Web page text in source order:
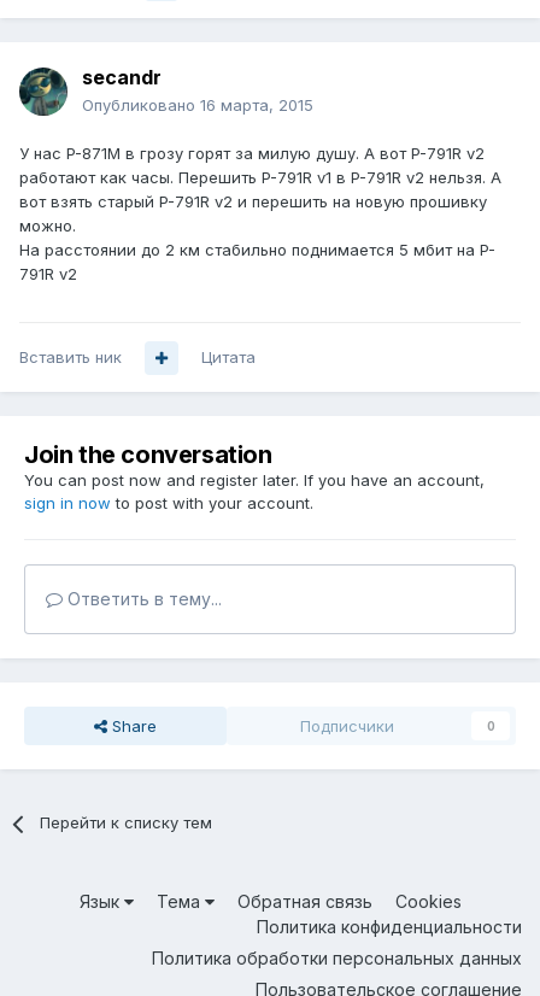
secandr
Опубликовано 16 марта, 2015
У нас P-871M в грозу горят за милую душу. А вот P-791R v2
работают как часы. Перешить P-791R v1 в P-791R v2 нельзя. А
вот взять старый P-791R v2 и перешить на новую прошивку
можно.
На расстоянии до 2 км стабильно поднимается 5 мбит на P-
791R v2
Вставить ник Цитата
Join the conversation
You can post now and register later. If you have an account,
sign in now to post with your account.
Ответить в тему...
Share Подписчики 0
Перейти к списку тем
Язык Тема Обратная связь
Cookies
Политика конфиденциальности
Политика обработки персональных данных
Пользовательское соглашение